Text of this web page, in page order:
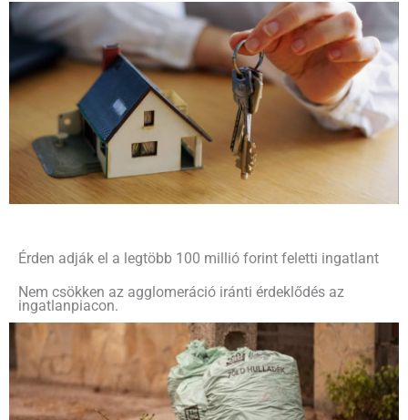
Érden adják el a legtöbb 100 millió forint feletti ingatlant
Nem csökken az agglomeráció iránti érdeklődés az
ingatlanpiacon.